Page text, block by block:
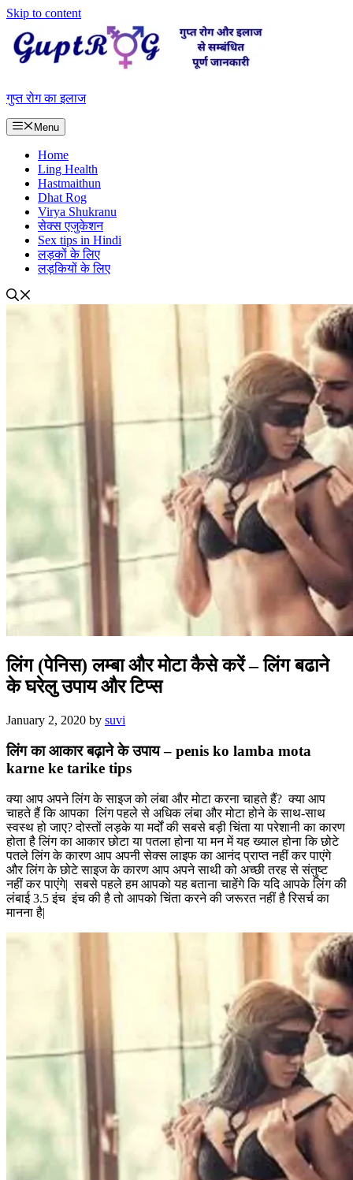
Skip to content
गुप्त रोग का इलाज
Menu
Home
Ling Health
Hastmaithun
Dhat Rog
Virya Shukranu
सेक्स एजुकेशन
Sex tips in Hindi
लड़कों के लिए
लड़कियों के लिए
लिंग (पेनिस) लम्बा और मोटा कैसे करें – लिंग बढाने
के घरेलु उपाय और टिप्स
January 2, 2020 by suvi
लिंग का आकार बढ़ाने के उपाय – penis ko lamba mota
karne ke tarike tips
क्या आप अपने लिंग के साइज को लंबा और मोटा करना चाहते हैं? क्या आप
चाहते हैं कि आपका लिंग पहले से अधिक लंबा और मोटा होने के साथ-साथ
स्वस्थ हो जाए? दोस्तों लड़के या मर्दों की सबसे बड़ी चिंता या परेशानी का कारण
होता है लिंग का आकार छोटा या पतला होना या मन में यह ख्याल होना कि छोटे
पतले लिंग के कारण आप अपनी सेक्स लाइफ का आनंद प्राप्त नहीं कर पाएंगे
और लिंग के छोटे साइज के कारण आप अपने साथी को अच्छी तरह से संतुष्ट
नहीं कर पाएंगे| सबसे पहले हम आपको यह बताना चाहेंगे कि यदि आपके लिंग की
लंबाई 3.5 इंच इंच की है तो आपको चिंता करने की जरूरत नहीं है रिसर्च का
मानना है|